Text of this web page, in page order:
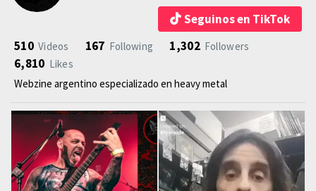
Seguinos en TikTok
510 Videos 167 Following 1,302 Followers
6,810 Likes
Webzine argentino especializado en heavy metal